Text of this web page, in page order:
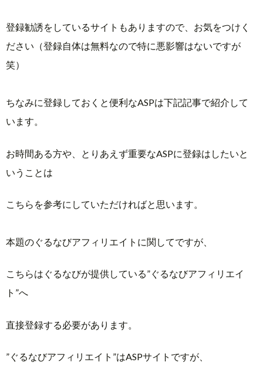
登録勧誘をしているサイトもありますので、お気をつけく
ださい（登録自体は無料なので特に悪影響はないですが
笑）
ちなみに登録しておくと便利なASPは下記記事で紹介して
います。
お時間ある方や、とりあえず重要なASPに登録はしたいと
いうことは
こちらを参考にしていただければと思います。
本題のぐるなびアフィリエイトに関してですが、
こちらはぐるなびが提供している”ぐるなびアフィリエイ
ト”へ
直接登録する必要があります。
”ぐるなびアフィリエイト”はASPサイトですが、